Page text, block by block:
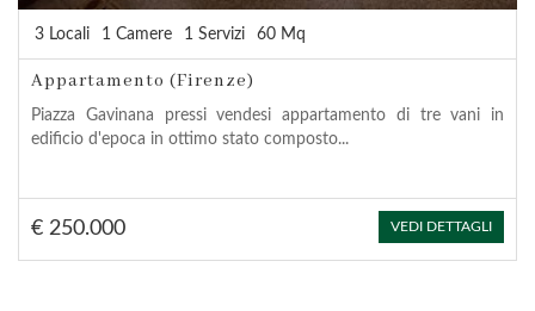
3 Locali 1 Camere 1 Servizi 60 Mq
Appartamento (Firenze)
Piazza Gavinana pressi vendesi appartamento di tre vani in
edificio d'epoca in ottimo stato composto...
€ 250.000 VEDI DETTAGLI